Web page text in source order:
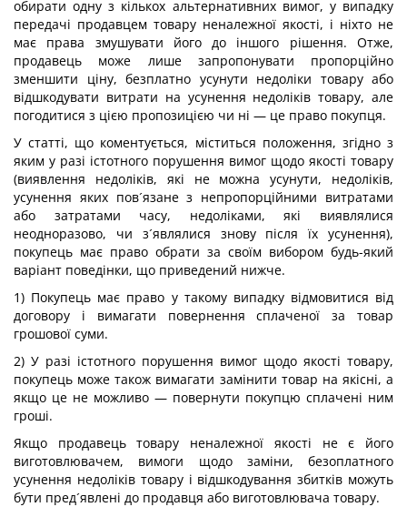
обирати одну з кількох альтернативних вимог, у випадку
передачі продавцем товару неналежної якості, і ніхто не
має права змушувати його до іншого рішення. Отже,
продавець може лише запропонувати пропорційно
зменшити ціну, безплатно усунути недоліки товару або
відшкодувати витрати на усунення недоліків товару, але
погодитися з цією пропозицією чи ні — це право покупця.
У статті, що коментується, міститься положення, згідно з
яким у разі істотного порушення вимог щодо якості товару
(виявлення недоліків, які не можна усунути, недоліків,
усунення яких пов´язане з непропорційними витратами
або затратами часу, недоліками, які виявлялися
неодноразово, чи з´являлися знову після їх усунення),
покупець має право обрати за своїм вибором будь-який
варіант поведінки, що приведений нижче.
1) Покупець має право у такому випадку відмовитися від
договору і вимагати повернення сплаченої за товар
грошової суми.
2) У разі істотного порушення вимог щодо якості товару,
покупець може також вимагати замінити товар на якісні, а
якщо це не можливо — повернути покупцю сплачені ним
гроші.
Якщо продавець товару неналежної якості не є його
виготовлювачем, вимоги щодо заміни, безоплатного
усунення недоліків товару і відшкодування збитків можуть
бути пред´явлені до продавця або виготовлювача товару.